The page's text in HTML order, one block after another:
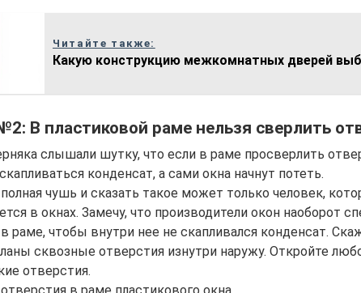
Читайте также:
Какую конструкцию межкомнатных дверей
В пластиковой раме нельзя сверлить
слышали шутку, что если в раме просверлить
конденсат, а сами окна начнут потеть.
чушь и сказать такое может только человек,
в окнах. Замечу, что производители окон наоборот
раме, чтобы внутри нее не скапливался конденсат.
сквозные отверстия изнутри наружу. Откройте
отверстия.